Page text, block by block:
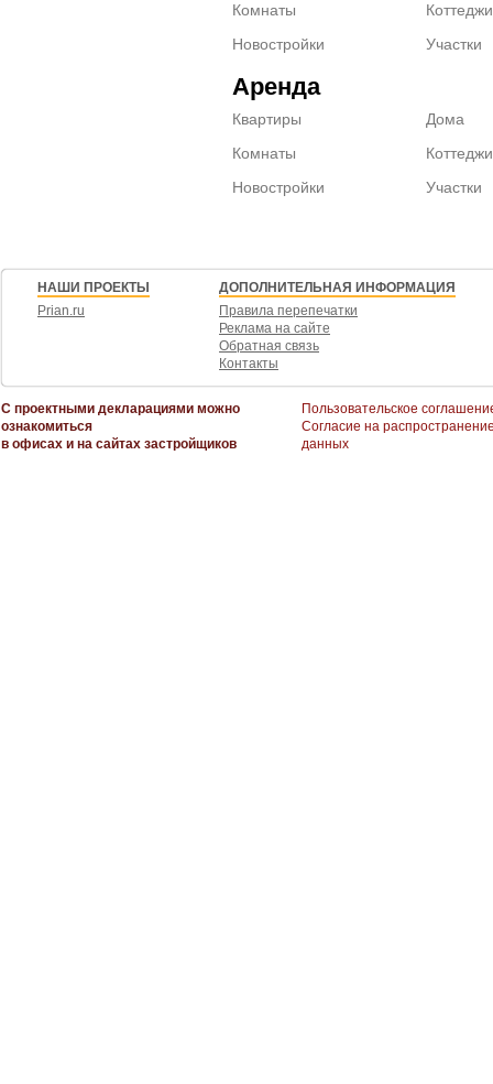
Комнаты
Новостройки
Коттеджи
Участки
Аренда
Квартиры
Комнаты
Новостройки
Дома
Коттеджи
Участки
НАШИ ПРОЕКТЫ
Prian.ru
ДОПОЛНИТЕЛЬНАЯ ИНФОРМАЦИЯ
Правила перепечатки
Реклама на сайте
Обратная связь
Контакты
С проектными декларациями можно
ознакомиться
в офисах и на сайтах застройщиков
Пользовательское
Согласие на
данных